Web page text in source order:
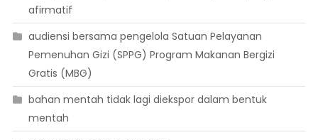
afirmatif
audiensi bersama pengelola Satuan Pelayanan
Pemenuhan Gizi (SPPG) Program Makanan Bergizi
Gratis (MBG)
bahan mentah tidak lagi diekspor dalam bentuk
mentah